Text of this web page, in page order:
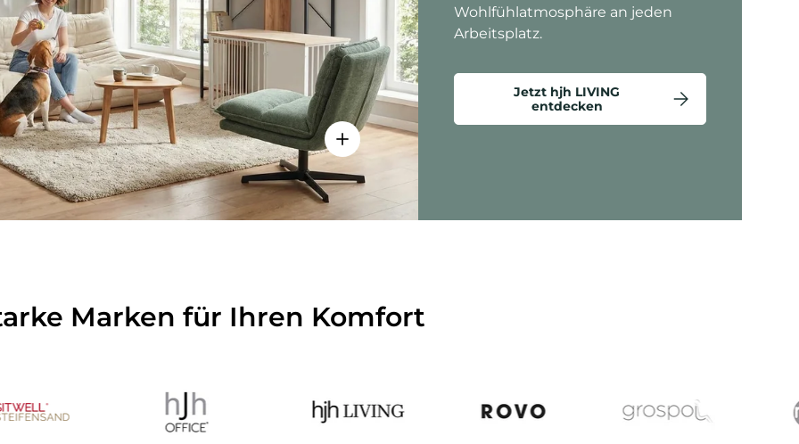
Einzelheiten anzeigen - Criss-Cross 20 - Loungesessel
anzeigen - Sitzolo 2 - Loungesessel
Wohlfühlatmosphäre an jeden
Arbeitsplatz.
Jetzt hjh LIVING
entdecken
Marken für Ihren Komfort